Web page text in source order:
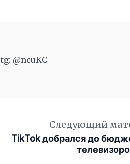
@ncuKC
Следующий
TikTok добрался до